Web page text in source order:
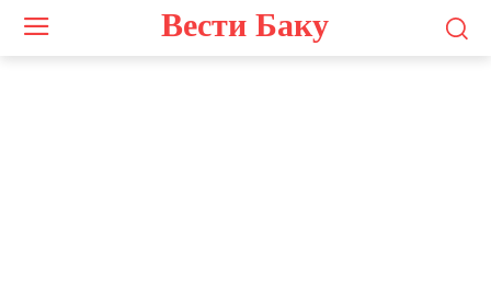
Вести Баку